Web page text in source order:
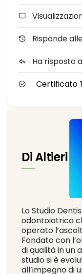
Risponde
Ha risposto
Certificato
Di Altieri
Lo Studio
odontoiatrica
operato
Fondato con
di qualità in un
studio si è
all’impegno di